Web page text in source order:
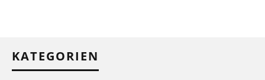
KATEGORIEN